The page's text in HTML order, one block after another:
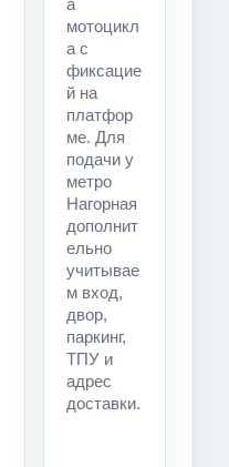
а
мотоцикл
а с
фиксацие
й на
платфор
ме. Для
подачи у
метро
Нагорная
дополнит
ельно
учитывае
м вход,
двор,
паркинг,
ТПУ и
адрес
доставки.